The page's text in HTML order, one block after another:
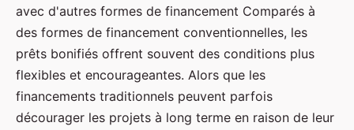
avec d'autres formes de financement Comparés à
des formes de financement conventionnelles, les
prêts bonifiés offrent souvent des conditions plus
flexibles et encourageantes. Alors que les
financements traditionnels peuvent parfois
décourager les projets à long terme en raison de leur